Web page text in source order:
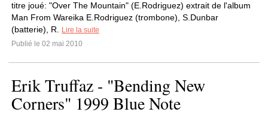
titre joué: "Over The Mountain" (E.Rodriguez) extrait de l'album
Man From Wareika E.Rodriguez (trombone), S.Dunbar
(batterie), R.
Lire la suite
Publié le 02 mai 2010
Erik Truffaz - "Bending New
Corners" 1999 Blue Note